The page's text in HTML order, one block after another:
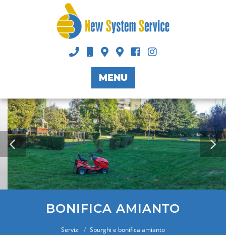
BONIFICA AMIANTO
Servizi Spurghi e bonifica amianto
MENU